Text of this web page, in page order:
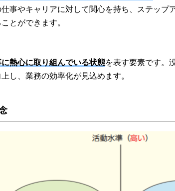
仕事やキャリアに対して関心を持ち、ステップ
とができます。
に熱心に取り組んでいる状態を表す要素です。
し、業務の効率化が見込めます。